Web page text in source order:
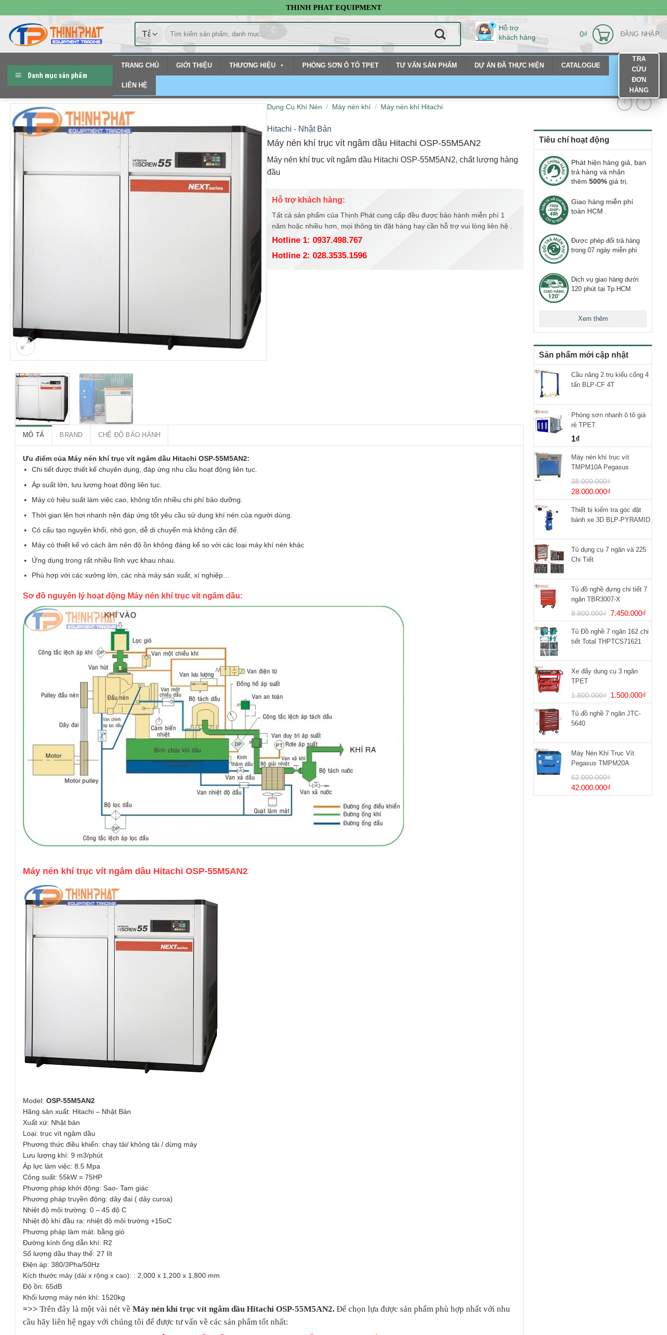
đến
nội
dung
THINH PHAT EQUIPMENT
Tìm
kiếm:
Hỗ trợ
khách hàng
0₫ ĐĂNG NHẬP
Danh mục sản phẩm
TRANG CHỦ GIỚI THIỆU THƯƠNG HIỆU PHÒNG SƠN Ô TÔ TPET TƯ VẤN SẢN PHẨM DỰ ÁN ĐÃ THỰC HIỆN CATALOGUE
LIÊN HỆ
TRA
CỨU
ĐƠN
HÀNG
Tiêu chí hoạt động
Phát hiện hàng giả, bạn
trả hàng và nhận
thêm500% giá trị.
Giao hàng miễn phí
toàn HCM .
Được phép đổi trả hàng
trong 07 ngày miễn phí
Dịch vụ giao hàng dưới
120 phút tại Tp.HCM
Xem thêm
Sản phẩm mới cập nhật
Cầu nâng 2 trụ kiểu cổng 4
tấn BLP-CF 4T
Phòng sơn nhanh ô tô giá
rẻ TPET
1₫
Máy nén khí trục vít
TMPM10A Pegasus
38.000.000₫
Giá
gốc
là:
38.000.000₫.
28.000.000₫
hiện
tại
là:
Thiết bị kiểm tra góc đặt
bánh xe 3D BLP-PYRAMID
Tủ dụng cụ 7 ngăn và 225
Chi Tiết
Tủ đồ nghề đựng chi tiết 7
ngăn TBR3007-X
8.800.000₫ Giá
gốc
là:
8.800.000₫.
7.450.000₫
hiện
tại
Tủ Đồ nghề 7 ngăn 162 chi
tiết Total THPTCS71621
Xe đẩy dụng cụ 3 ngăn
TPET
1.800.000₫ Giá
gốc
là:
1.500.000₫
hiện
Tủ đồ nghề 7 ngăn JTC-
5640
Máy Nén Khí Trục Vít
Pegasus TMPM20A
62.000.000₫
Giá
gốc
42.000.000₫
hiện
Dụng Cụ Khí Nén / Máy nén khí / Máy nén khí Hitachi
Hitachi - Nhật Bản
Máy nén khí trục vít ngâm dầu Hitachi OSP-55M5AN2
Máy nén khí trục vít ngâm dầu Hitachi OSP-55M5AN2, chất lượng hàng
đầu
Hỗ trợ khách hàng:
Tất cả sản phẩm của Thịnh Phát cung cấp đều được bảo hành miễn phí 1
năm hoặc nhiều hơn, mọi thông tin đặt hàng hay cần hỗ trợ vui lòng liên hệ .
Hotline 1: 0937.498.767
Hotline 2: 028.3535.1596
MÔ TẢ BRAND CHẾ ĐỘ BẢO HÀNH
Ưu điểm của Máy nén khí trục vít ngâm dầu Hitachi OSP-55M5AN2:
Chi tiết được thiết kế chuyên dụng, đáp ứng nhu cầu hoạt động liên tục.
Áp suất lớn, lưu lượng hoạt động liên tục.
Máy có hiệu suất làm việc cao, không tốn nhiều chi phí bảo dưỡng.
Thời gian lên hơi nhanh nên đáp ứng tốt yêu cầu sử dụng khí nén của người dùng.
Có cấu tạo nguyên khối, nhỏ gọn, dễ di chuyển mà không cần đế.
Máy có thiết kế vỏ cách âm nên độ ồn không đáng kể so với các loại máy khí nén khác
Ứng dụng trong rất nhiều lĩnh vực khau nhau.
Phù hợp với các xưởng lớn, các nhà máy sán xuất, xí nghiệp…
Sơ đồ nguyên lý hoạt động Máy nén khí trục vít ngâm dầu:
Máy nén khí trục vít ngâm dầu Hitachi OSP-55M5AN2
Model:OSP-55M5AN2
Hãng sản xuất: Hitachi – Nhật Bản
Xuất xứ: Nhật bản
Loại: trục vít ngâm dầu
Phương thức điều khiển: chạy tải/ không tải / dừng máy
Lưu lượng khí: 9 m3/phút
Áp lực làm việc: 8.5 Mpa
Công suất: 55kW = 75HP
Phương pháp khởi động: Sao- Tam giác
Phương pháp truyền động: dây đai ( dây curoa)
Nhiệt độ môi trường: 0 – 45 độ C
Nhiệt độ khí đầu ra: nhiệt độ môi trường +15oC
Phương pháp làm mát: bằng gió
Đường kính ống dẫn khí: R2
Số lượng dầu thay thế: 27 lít
Điện áp: 380/3Pha/50Hz
Kích thước máy (dài x rộng x cao): : 2,000 x 1,200 x 1,800 mm
Độ ồn: 65dB
Khối lượng máy nén khí: 1520kg
=>> Trên đây là một vài nét vềMáy nén khí trục vít ngâm dầu Hitachi OSP-55M5AN2. Để chọn lựa được sản phẩm phù hợp nhất với nhu
cầu hãy liên hệ ngay với chúng tôi để được tư vấn về các sản phẩm tốt nhất: